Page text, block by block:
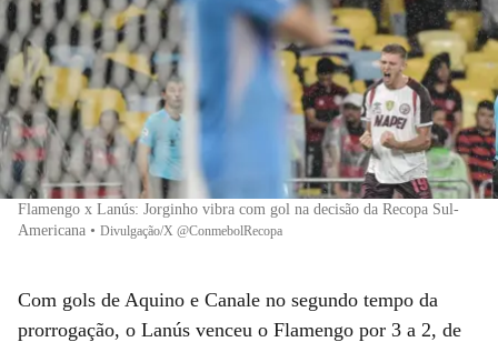
Flamengo x Lanús: Jorginho vibra com gol na decisão da Recopa Sul-
Americana • Divulgação/X @ConmebolRecopa
Com gols de Aquino e Canale no segundo tempo da
prorrogação, o Lanús venceu o Flamengo por 3 a 2, de